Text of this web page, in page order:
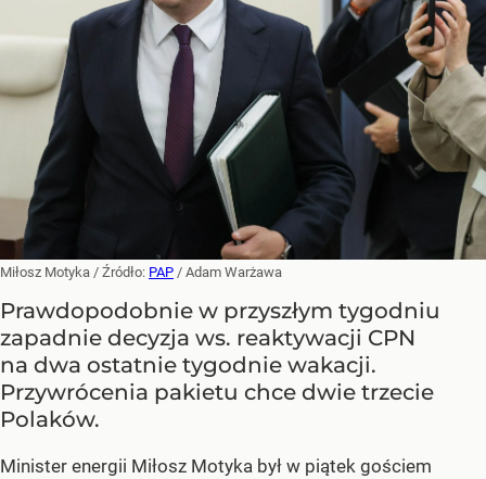
Miłosz Motyka / Źródło: PAP / Adam Warżawa
Prawdopodobnie w przyszłym tygodniu
zapadnie decyzja ws. reaktywacji CPN
na dwa ostatnie tygodnie wakacji.
Przywrócenia pakietu chce dwie trzecie
Polaków.
Minister energii Miłosz Motyka był w piątek gościem